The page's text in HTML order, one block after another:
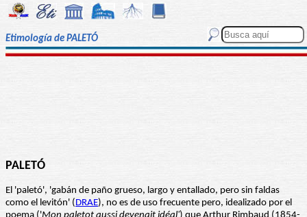
Etimología de PALETÓ
PALETÓ
El 'paletó', 'gabán de paño grueso, largo y entallado, pero sin faldas
como el levitón' (DRAE), no es de uso frecuente pero, idealizado por el